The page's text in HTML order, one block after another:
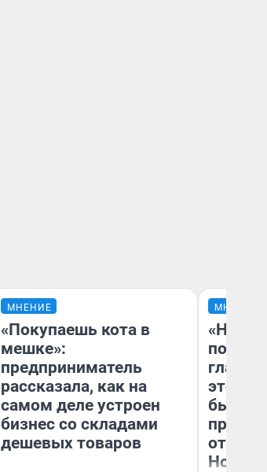
МНЕНИЕ
«Покупаешь кота в
мешке»:
предприниматель
рассказала, как на
самом деле устроен
бизнес со складами
дешевых товаров
МНЕНИЕ
этого
бьет
отзыв
Нолана